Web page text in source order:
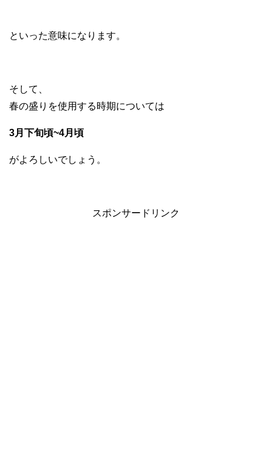
といった意味になります。
そして、
春の盛りを使用する時期については
3月下旬頃~4月頃
がよろしいでしょう。
スポンサードリンク